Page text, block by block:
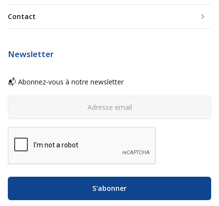
Contact
Newsletter
📬 Abonnez-vous à notre newsletter